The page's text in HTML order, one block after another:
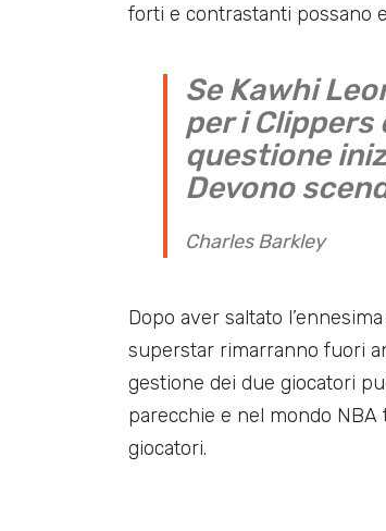
forti e contrastanti possano
Se Kawhi
per i
questione
Devono
Charles Barkley
Dopo aver saltato
superstar rimarranno fuori
gestione dei due giocatori
parecchie e nel mondo NBA
giocatori.